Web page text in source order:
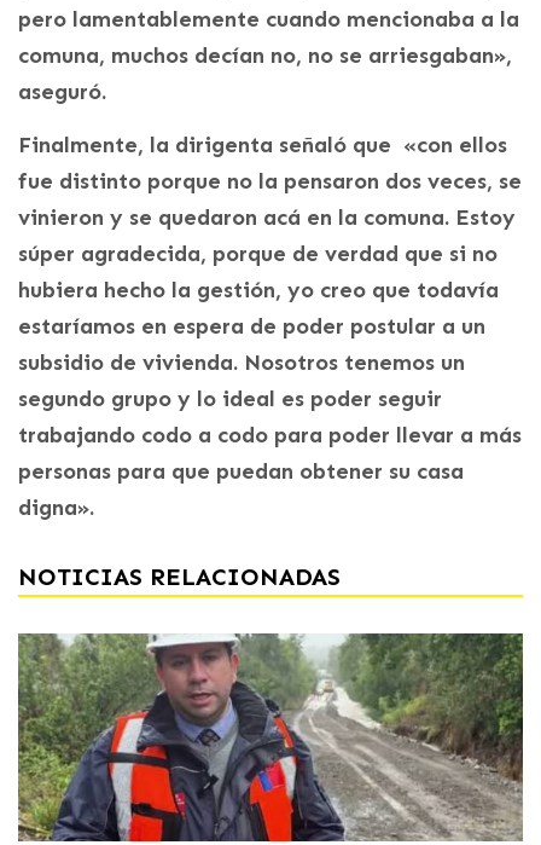
pero lamentablemente cuando mencionaba a la
comuna, muchos decían no, no se arriesgaban»,
aseguró.
Finalmente, la dirigenta señaló que «con ellos
fue distinto porque no la pensaron dos veces, se
vinieron y se quedaron acá en la comuna. Estoy
súper agradecida, porque de verdad que si no
hubiera hecho la gestión, yo creo que todavía
estaríamos en espera de poder postular a un
subsidio de vivienda. Nosotros tenemos un
segundo grupo y lo ideal es poder seguir
trabajando codo a codo para poder llevar a más
personas para que puedan obtener su casa
digna».
NOTICIAS RELACIONADAS